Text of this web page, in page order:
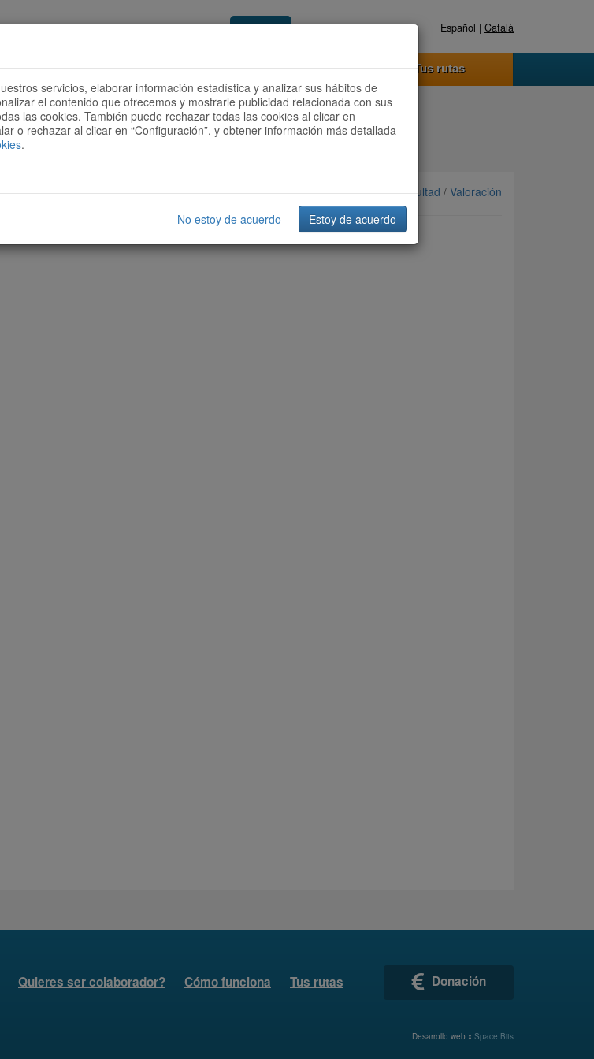
Acceder Registrate ahora Español | Català
Quieres ser colaborador? Cómo funciona Tus rutas
Ordenar por: Más recientes /Dificultad / Valoración
Quieres ser colaborador? Cómo funciona Tus rutas Donación
Desarrollo web x Space Bits
servicios, elaborar información estadística y analizar sus hábitos de
el contenido que ofrecemos y mostrarle publicidad relacionada con sus
las cookies. También puede rechazar todas las cookies al clicar en
o rechazar al clicar en “Configuración”, y obtener información más detallada
.
No estoy de acuerdo Estoy de acuerdo